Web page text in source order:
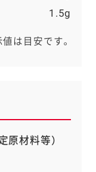
1.5g
は目安です。
原材料等）